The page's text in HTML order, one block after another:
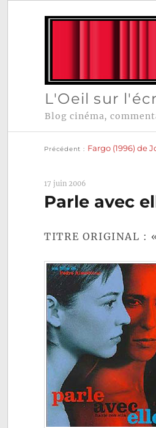
L'Oeil sur
Blog cinéma,
Navigation
l’article
Précédent Fargo (1996) de
17 juin 2006
Parle avec
TITRE ORIGINAL :